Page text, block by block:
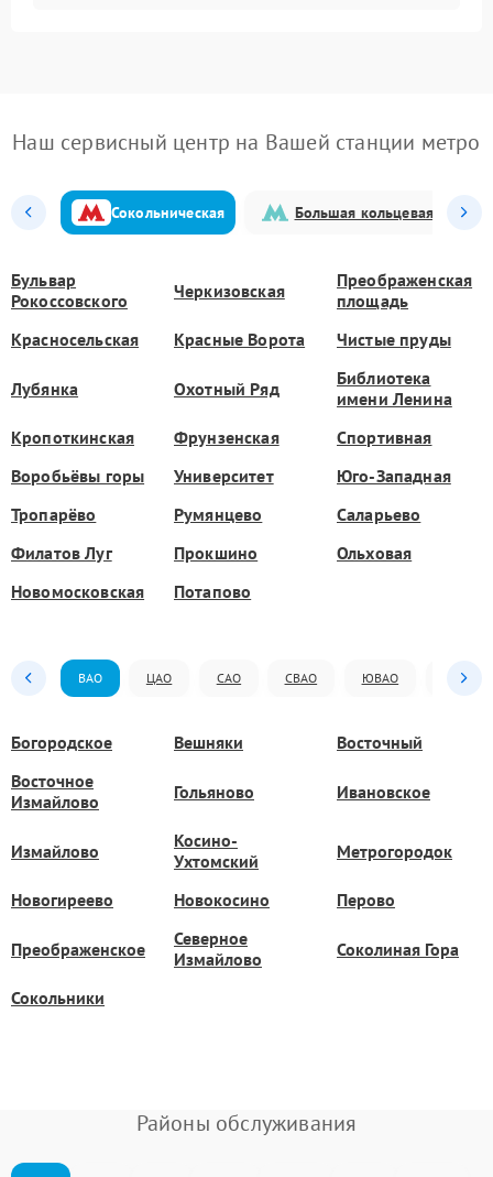
Наш сервисный центр на Вашей станции метро
Сокольническая Большая кольцевая
Бульвар
Рокоссовского
Черкизовская
Преображенская
площадь
Красносельская
Красные Ворота Чистые пруды
Лубянка Охотный Ряд
Библиотека
имени Ленина
Кропоткинская
Фрунзенская
Спортивная
Воробьёвы горы
Университет
Юго-Западная
Тропарёво
Румянцево
Саларьево
Филатов Луг
Прокшино
Ольховая
Новомосковская
Потапово
ВАО ЦАО САО СВАО ЮВАО ЮАО
Богородское Вешняки
Восточный
Восточное
Измайлово
Гольяново Ивановское
Измайлово
Косино-
Ухтомский
Метрогородок
Новогиреево Новокосино Перово
Преображенское
Северное
Измайлово
Соколиная Гора
Сокольники
Районы обслуживания